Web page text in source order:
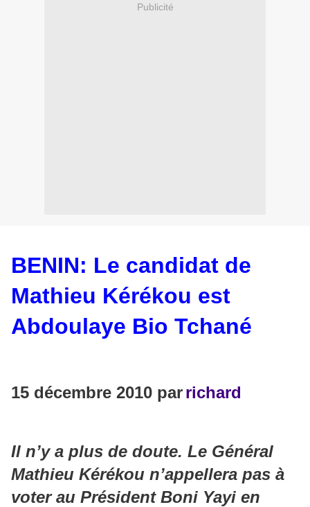
Publicité
BENIN: Le candidat de
Mathieu Kérékou est
Abdoulaye Bio Tchané
15 décembre 2010 parrichard
Il n’y a plus de doute. Le Général
Mathieu Kérékou n’appellera pas à
voter au Président Boni Yayi en